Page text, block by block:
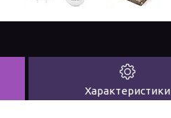
Характеристики